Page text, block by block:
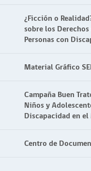
¿Ficción o
sobre los Derechos
Personas con
Material Gráfico
Campaña Buen
Niños y
Discapacidad en
Centro de